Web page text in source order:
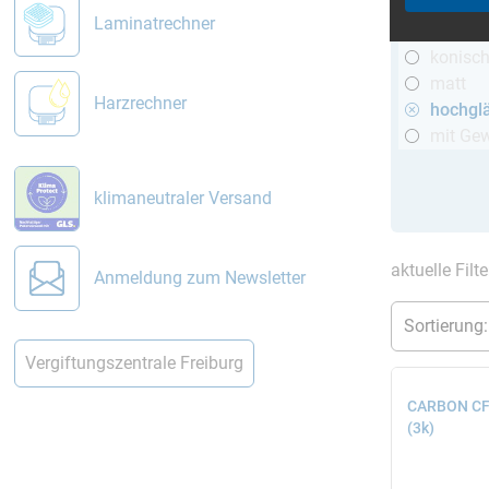
Laminatrechner
Harzrechner
klimaneutraler Versand
Anmeldung zum Newsletter
Vergiftungszentrale Freiburg
aktuelle
CARBON
(3k)